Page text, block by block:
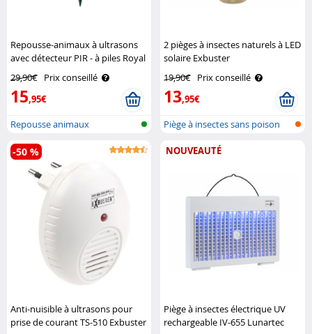
Repousse-animaux à ultrasons
avec détecteur PIR - à piles Royal
29,90€ Prix conseillé
15,95€
Repousse animaux
ultrasonique avec ..
2 pièges à insectes naturels à LED
solaire Exbuster
19,90€ Prix conseillé
13,95€
Piège à insectes sans poison
Anti-nuisible à ultrasons pour
prise de courant TS-510 Exbuster
-50 % NOUVEAUTÉ
Piège à insectes électrique UV
rechargeable IV-655 Lunartec